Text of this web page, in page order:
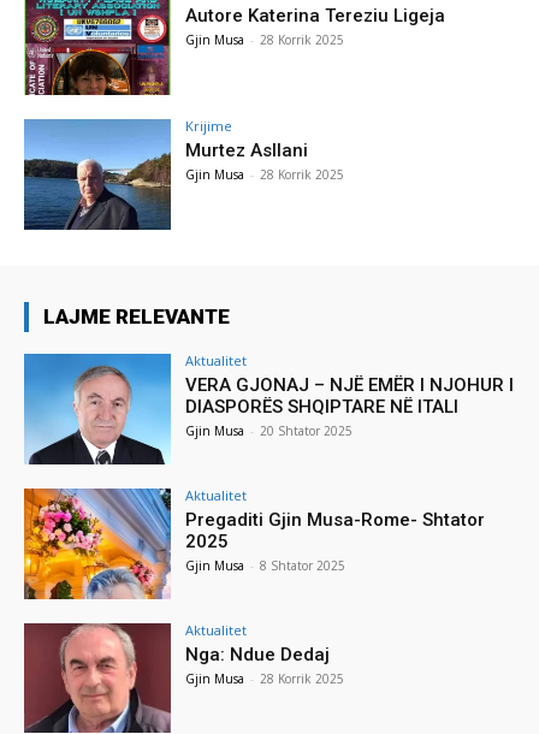
Autore Katerina Tereziu Ligeja
Gjin Musa - 28 Korrik 2025
Krijime
Murtez Asllani
Gjin Musa - 28 Korrik 2025
LAJME RELEVANTE
Aktualitet
VERA GJONAJ – NJË EMËR I NJOHUR I
DIASPORËS SHQIPTARE NË ITALI
Gjin Musa - 20 Shtator 2025
Aktualitet
Pregaditi Gjin Musa-Rome- Shtator
2025
Gjin Musa - 8 Shtator 2025
Aktualitet
Nga: Ndue Dedaj
Gjin Musa - 28 Korrik 2025